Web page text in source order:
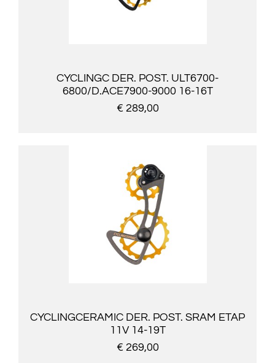
CYCLINGC DER. POST. ULT6700-
6800/D.ACE7900-9000 16-16T
€ 289,00
CYCLINGCERAMIC DER. POST. SRAM ETAP
11V 14-19T
€ 269,00